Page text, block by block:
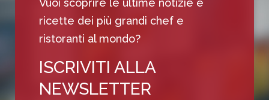
Vuoi scoprire le ultime notizie e
ricette dei più grandi chef e
ristoranti al mondo?
ISCRIVITI ALLA
NEWSLETTER